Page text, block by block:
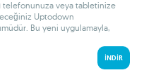
telefonunuza veya tabletinize
Uptodown
Bu yeni uygulamayla,
İNDIR